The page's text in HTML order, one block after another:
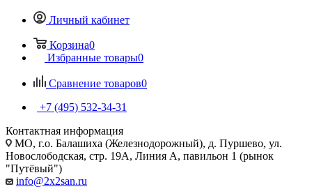
Личный кабинет
Корзина0
Избранные товары0
Сравнение товаров0
+7 (495) 532‑34‑31
Контактная информация
МО, г.о. Балашиха (Железнодорожный), д. Пуршево, ул.
Новослободская, стр. 19А, Линия А, павильон 1 (рынок
"Путёвый")
info@2x2san.ru